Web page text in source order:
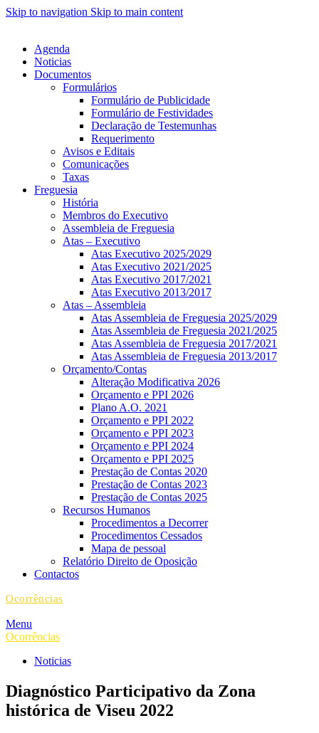
Skip to navigation Skip to main content
Agenda
Noticias
Documentos
Formulários
Formulário de Publicidade
Formulário de Festividades
Declaração de Testemunhas
Requerimento
Avisos e Editais
Comunicações
Taxas
Freguesia
História
Membros do Executivo
Assembleia de Freguesia
Atas – Executivo
Atas Executivo 2025/2029
Atas Executivo 2021/2025
Atas Executivo 2017/2021
Atas Executivo 2013/2017
Atas – Assembleia
Atas Assembleia de Freguesia 2025/2029
Atas Assembleia de Freguesia 2021/2025
Atas Assembleia de Freguesia 2017/2021
Atas Assembleia de Freguesia 2013/2017
Orçamento/Contas
Alteração Modificativa 2026
Orçamento e PPI 2026
Plano A.O. 2021
Orçamento e PPI 2022
Orçamento e PPI 2023
Orçamento e PPI 2024
Orçamento e PPI 2025
Prestação de Contas 2020
Prestação de Contas 2023
Prestação de Contas 2025
Recursos Humanos
Procedimentos a Decorrer
Procedimentos Cessados
Mapa de pessoal
Relatório Direito de Oposição
Contactos
Ocorrências
Menu
Ocorrências
Noticias
Diagnóstico Participativo da Zona
histórica de Viseu 2022